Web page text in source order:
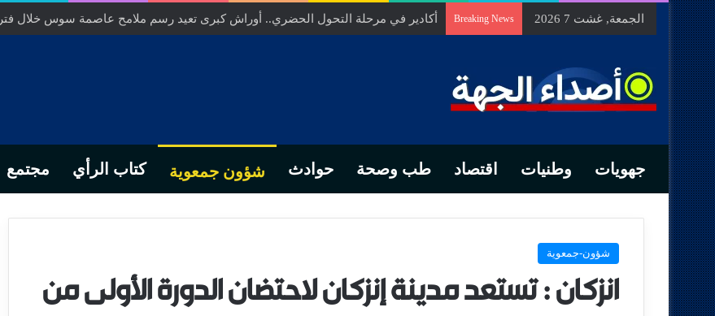
الجمعة, غشت 7 2026 Breaking News السيد الحسين مخلص… من التدبير المحلي إلى رهانات التشريع وبصمة رجل أعمال ناجح
جهويات وطنيات اقتصاد طب وصحة حوادث شؤون جمعوية كتاب الرأي مجتمع
شؤون-جمعوية
انزكان : تستعد مدينة إنزكان لاحتضان الدورة الأولى من